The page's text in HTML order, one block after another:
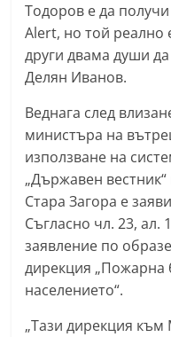
k
a
z
n
l
a
k
.
i
n
f
o
Тодоров е да
Alert, но той
други двама души
Делян Иванов.
Веднага след
министъра на
използване на
„Държавен
Стара Загора е
Съгласно чл. 23, ал.
заявление по
дирекция „Пожарна
населението“.
„Тази дирекция